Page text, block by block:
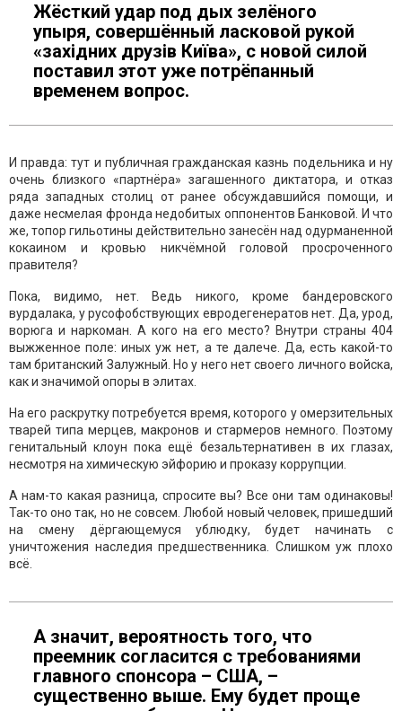
Жёсткий удар под дых зелёного
упыря, совершённый ласковой рукой
«західних друзів Київа», с новой силой
поставил этот уже потрёпанный
временем вопрос.
И правда: тут и публичная гражданская казнь подельника и ну
очень близкого «партнёра» загашенного диктатора, и отказ
ряда западных столиц от ранее обсуждавшийся помощи, и
даже несмелая фронда недобитых оппонентов Банковой. И что
же, топор гильотины действительно занесён над одурманенной
кокаином и кровью никчёмной головой просроченного
правителя?
Пока, видимо, нет. Ведь никого, кроме бандеровского
вурдалака, у русофобствующих евродегенератов нет. Да, урод,
ворюга и наркоман. А кого на его место? Внутри страны 404
выжженное поле: иных уж нет, а те далече. Да, есть какой-то
там британский Залужный. Но у него нет своего личного войска,
как и значимой опоры в элитах.
На его раскрутку потребуется время, которого у омерзительных
тварей типа мерцев, макронов и стармеров немного. Поэтому
генитальный клоун пока ещё безальтернативен в их глазах,
несмотря на химическую эйфорию и проказу коррупции.
А нам-то какая разница, спросите вы? Все они там одинаковы!
Так-то оно так, но не совсем. Любой новый человек, пришедший
на смену дёргающемуся ублюдку, будет начинать с
уничтожения наследия предшественника. Слишком уж плохо
всё.
А значит, вероятность того, что
преемник согласится с требованиями
главного спонсора – США, –
существенно выше. Ему будет проще